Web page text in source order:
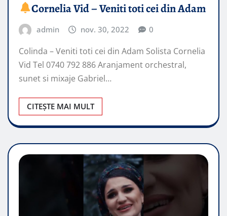
Cornelia Vid – Veniti toti cei din Adam
admin nov. 30, 2022 0
Colinda – Veniti toti cei din Adam Solista Cornelia
Vid Tel 0740 792 886 Aranjament orchestral,
sunet si mixaje Gabriel…
CITEȘTE MAI MULT